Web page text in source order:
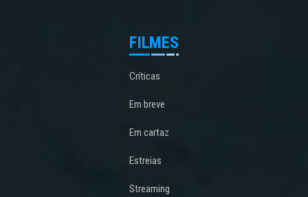
FILMES
Críticas
Em breve
Em cartaz
Estreias
Streaming